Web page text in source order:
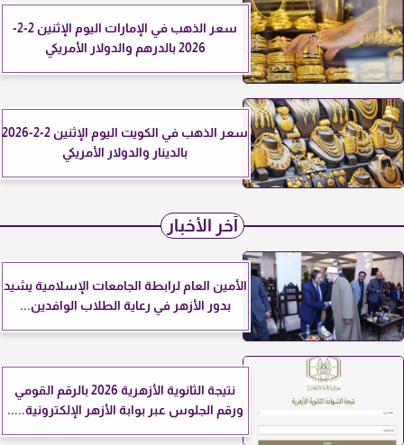
سعر الذهب في الإمارات اليوم الإثنين 2-2-
2026 بالدرهم والدولار الأمريكي
سعر الذهب في الكويت اليوم الإثنين 2-2-2026
بالدينار والدولار الأمريكي
آخر الأخبار
الأمين العام لرابطة الجامعات الإسلامية يشيد
بدور الأزهر في رعاية الطلاب الوافدين...
نتيجة الثانوية الأزهرية 2026 بالرقم القومي
ورقم الجلوس عبر بوابة الأزهر الإلكترونية.....